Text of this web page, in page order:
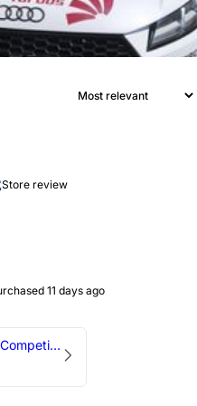
Store review
11 days ago
2 Liter - 5W-40 Competition 300V Motul Motoröl